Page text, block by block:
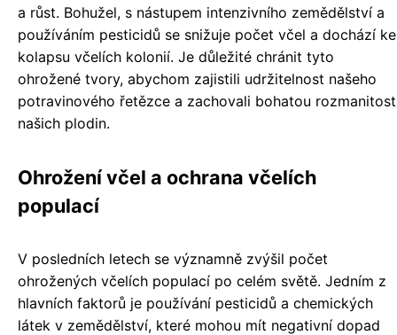
a růst. Bohužel, s nástupem intenzivního zemědělství a
používáním pesticidů se snižuje počet včel a dochází ke
kolapsu včelích kolonií. Je důležité chránit tyto
ohrožené tvory, abychom zajistili udržitelnost našeho
potravinového řetězce a zachovali bohatou rozmanitost
našich plodin.
Ohrožení včel a ochrana včelích
populací
V posledních letech se významně zvýšil počet
ohrožených včelích populací po celém světě. Jedním z
hlavních faktorů je používání pesticidů a chemických
látek v zemědělství, které mohou mít negativní dopad